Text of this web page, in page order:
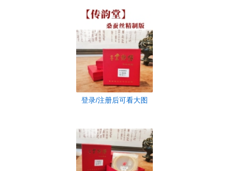
登录/注册后可看大图